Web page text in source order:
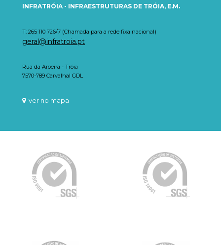
INFRATRÓIA - INFRAESTRUTURAS DE TRÓIA, E.M.
T: 265 110 726/7 (Chamada para a rede fixa nacional)
geral@infratroia.pt
Rua da Aroeira - Tróia
7570-789 Carvalhal GDL
ver no mapa